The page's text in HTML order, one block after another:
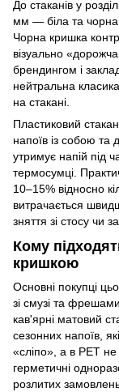
До стаканів у
мм — біла та чорна,
Чорна кришка
візуально
брендингом і
нейтральна
на стакані.
Пластиковий
напоїв із собою та
утримує напій під
термосумці.
10–15% відносно
витрачається
зняття зі стосу чи
Кому
кришкою
Основні покупці
зі смузі та
кав'ярні матовий
сезонних напоїв,
«сліпо», а в PET
герметичні
розлитих